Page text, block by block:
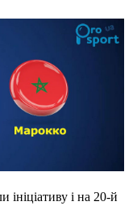
ініціативу і на 20-й